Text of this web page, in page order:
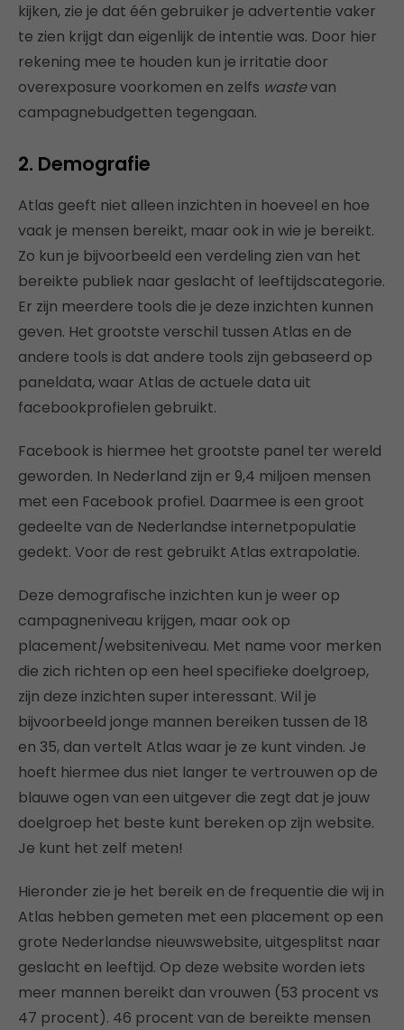
kijken, zie je dat één gebruiker je advertentie vaker
te zien krijgt dan eigenlijk de intentie was. Door hier
rekening mee te houden kun je irritatie door
overexposure voorkomen en zelfs wastevan
campagnebudgetten tegengaan.
2. Demografie
Atlas geeft niet alleen inzichten in hoeveel en hoe
vaak je mensen bereikt, maar ook in wie je bereikt.
Zo kun je bijvoorbeeld een verdeling zien van het
bereikte publiek naar geslacht of leeftijdscategorie.
Er zijn meerdere tools die je deze inzichten kunnen
geven. Het grootste verschil tussen Atlas en de
andere tools is dat andere tools zijn gebaseerd op
paneldata, waar Atlas de actuele data uit
facebookprofielen gebruikt.
Facebook is hiermee het grootste panel ter wereld
geworden. In Nederland zijn er 9,4 miljoen mensen
met een Facebook profiel. Daarmee is een groot
gedeelte van de Nederlandse internetpopulatie
gedekt. Voor de rest gebruikt Atlas extrapolatie.
Deze demografische inzichten kun je weer op
campagneniveau krijgen, maar ook op
placement/websiteniveau. Met name voor merken
die zich richten op een heel specifieke doelgroep,
zijn deze inzichten super interessant. Wil je
bijvoorbeeld jonge mannen bereiken tussen de 18
en 35, dan vertelt Atlas waar je ze kunt vinden. Je
hoeft hiermee dus niet langer te vertrouwen op de
blauwe ogen van een uitgever die zegt dat je jouw
doelgroep het beste kunt bereken op zijn website.
Je kunt het zelf meten!
Hieronder zie je het bereik en de frequentie die wij in
Atlas hebben gemeten met een placement op een
grote Nederlandse nieuwswebsite, uitgesplitst naar
geslacht en leeftijd. Op deze website worden iets
meer mannen bereikt dan vrouwen (53 procent vs
47 procent). 46 procent van de bereikte mensen